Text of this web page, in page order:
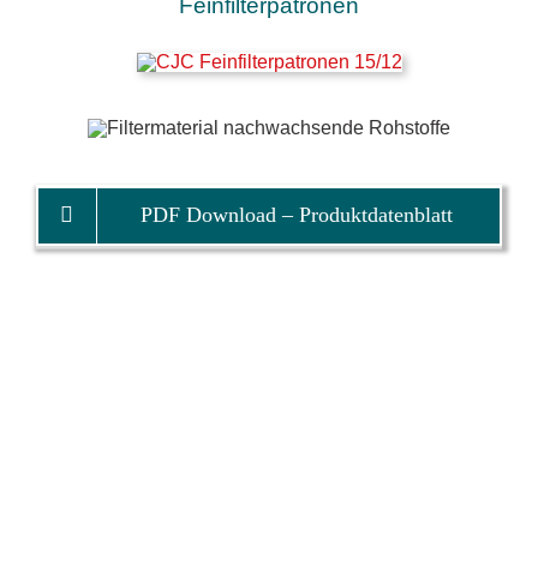
Feinfilterpatronen
PDF Download – Produktdatenblatt